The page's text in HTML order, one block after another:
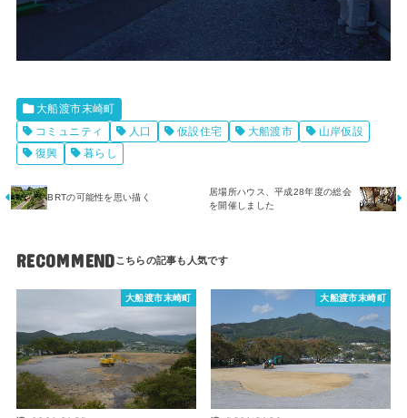
大船渡市末崎町
コミュニティ
人口 仮設住宅 大船渡市
山岸仮設
復興
暮らし
BRTの可能性を思い描く
居場所ハウス、平成28年度の総会
を開催しました
RECOMMEND
大船渡市末崎町 大船渡市末崎町